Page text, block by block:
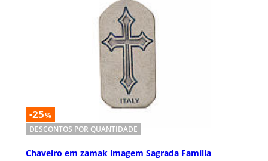
-25%
DESCONTOS POR QUANTIDADE
Chaveiro em zamak imagem Sagrada Família